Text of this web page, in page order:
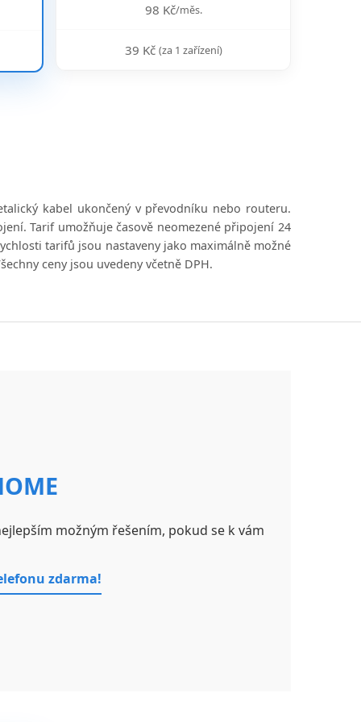
98 Kč/měs.
39 Kč (za 1 zařízení)
kabel ukončený v převodníku nebo routeru.
Tarif umožňuje časově neomezené připojení 24
tarifů jsou nastaveny jako maximálně možné
ceny jsou uvedeny včetně DPH.
možným řešením, pokud se k vám
zdarma!